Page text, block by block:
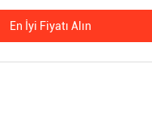
En İyi Fiyatı Alın